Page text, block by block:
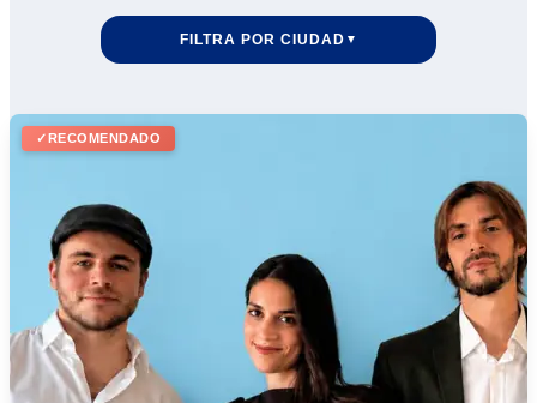
FILTRA POR CIUDAD ▼
✓RECOMENDADO